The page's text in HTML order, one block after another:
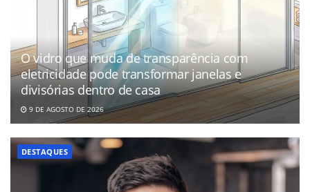
O vidro que muda de transparência com
eletricidade pode transformar janelas e
divisórias dentro de casa
9 DE AGOSTO DE 2026
DESTAQUES